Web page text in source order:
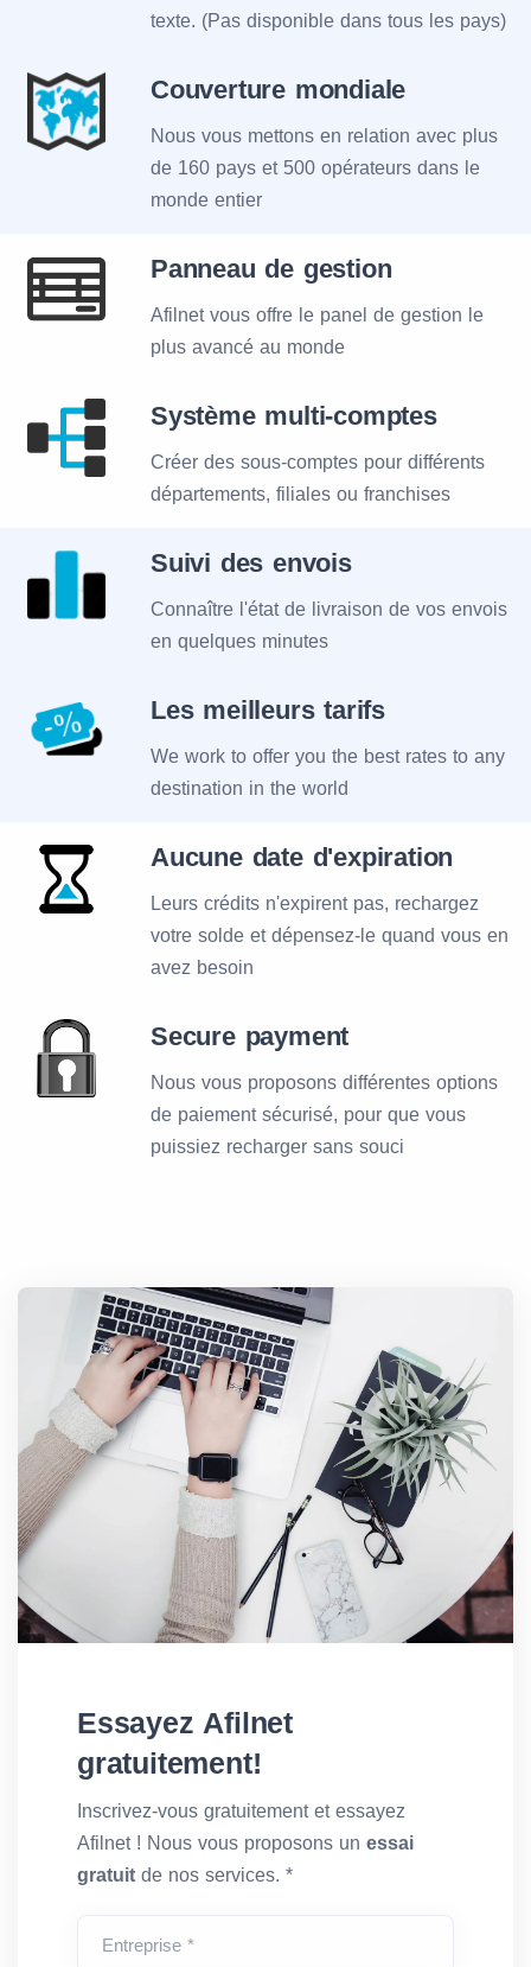
texte. (Pas disponible dans tous les pays)
Couverture mondiale
Nous vous mettons en relation avec plus
de 160 pays et 500 opérateurs dans le
monde entier
Panneau de gestion
Afilnet vous offre le panel de gestion le
plus avancé au monde
Système multi-comptes
Créer des sous-comptes pour différents
départements, filiales ou franchises
Suivi des envois
Connaître l'état de livraison de vos envois
en quelques minutes
Les meilleurs tarifs
We work to offer you the best rates to any
destination in the world
Aucune date d'expiration
Leurs crédits n'expirent pas, rechargez
votre solde et dépensez-le quand vous en
avez besoin
Secure payment
Nous vous proposons différentes options
de paiement sécurisé, pour que vous
puissiez recharger sans souci
Essayez Afilnet
gratuitement!
Inscrivez-vous gratuitement et essayez
Afilnet ! Nous vous proposons un essai
gratuit de nos services. *
Entreprise *